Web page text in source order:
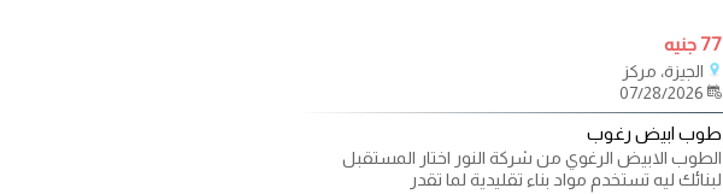
77 جنيه
الجيزة، مركز
طوب ابيض رغوب
الطوب الابيض الرغوي من شركة النور اختار المستقبل
لبنائك ليه تستخدم مواد بناء تقليدية لما تقدر